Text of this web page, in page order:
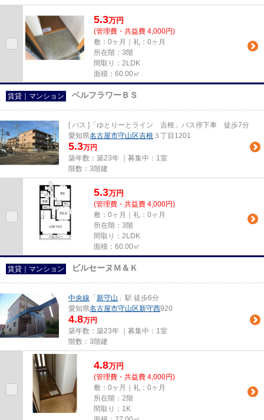
5.3万円
(管理費・共益費 4,000円)
敷：0ヶ月｜礼：0ヶ月
所在階：3階
間取り：2LDK
面積：60.00㎡
賃貸｜マンション ベルフラワーＢＳ
[ バス ]「ゆとりーとライン 吉根」バス停下車 徒歩7分
愛知県名古屋市守山区吉根 ３丁目1201
5.3万円
築年数：築23年 ｜募集中： 1室
階数：3階建
5.3万円
(管理費・共益費 4,000円)
敷：0ヶ月｜礼：0ヶ月
所在階：3階
間取り：2LDK
面積：60.00㎡
賃貸｜マンション ビルセーヌＭ＆Ｋ
中央線 「 新守山 」駅 徒歩6分
愛知県名古屋市守山区新守西920
4.8万円
築年数：築23年 ｜募集中： 1室
階数：3階建
4.8万円
(管理費・共益費 4,000円)
敷：0ヶ月｜礼：0ヶ月
所在階：2階
間取り：1K